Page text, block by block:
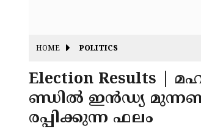
HOME POLITICS
Election Results
ണ്ഡിൽ ഇൻഡ്യ
രപ്പിക്കുന്ന ഫലം